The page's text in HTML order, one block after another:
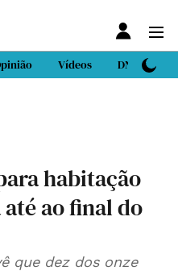
Vídeos DN Sport
habitação
ao final do
que dez dos onze